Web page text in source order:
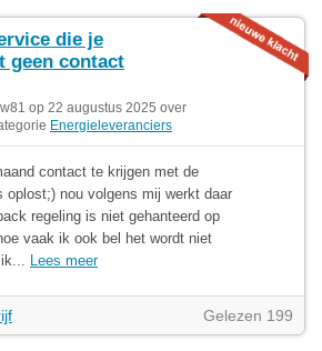
die je
geen contact
op 22 augustus 2025 over
Energieleveranciers
contact te krijgen met de
oplost;) nou volgens mij werkt daar
regeling is niet gehanteerd op
vaak ik ook bel het wordt niet
Lees meer
Gelezen 199